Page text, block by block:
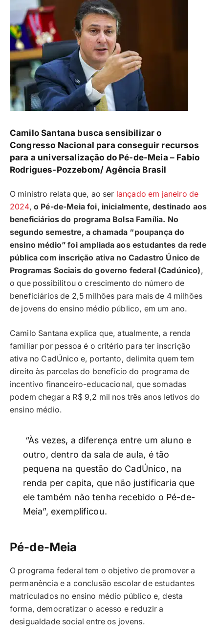
Camilo Santana busca sensibilizar o
Congresso Nacional para conseguir recursos
para a universalização do Pé-de-Meia – Fabio
Rodrigues-Pozzebom/ Agência Brasil
O ministro relata que, ao ser lançado em janeiro de
2024, o Pé-de-Meia foi, inicialmente, destinado aos
beneficiários do programa Bolsa Família. No
segundo semestre, a chamada “poupança do
ensino médio” foi ampliada aos estudantes da rede
pública com inscrição ativa no Cadastro Único de
Programas Sociais do governo federal (Cadúnico),
o que possibilitou o crescimento do número de
beneficiários de 2,5 milhões para mais de 4 milhões
de jovens do ensino médio público, em um ano.
Camilo Santana explica que, atualmente, a renda
familiar por pessoa é o critério para ter inscrição
ativa no CadÚnico e, portanto, delimita quem tem
direito às parcelas do benefício do programa de
incentivo financeiro-educacional, que somadas
podem chegar a R$ 9,2 mil nos três anos letivos do
ensino médio.
“Às vezes, a diferença entre um aluno e
outro, dentro da sala de aula, é tão
pequena na questão do CadÚnico, na
renda per capita, que não justificaria que
ele também não tenha recebido o Pé-de-
Meia”, exemplificou.
Pé-de-Meia
O programa federal tem o objetivo de promover a
permanência e a conclusão escolar de estudantes
matriculados no ensino médio público e, desta
forma, democratizar o acesso e reduzir a
desigualdade social entre os jovens.